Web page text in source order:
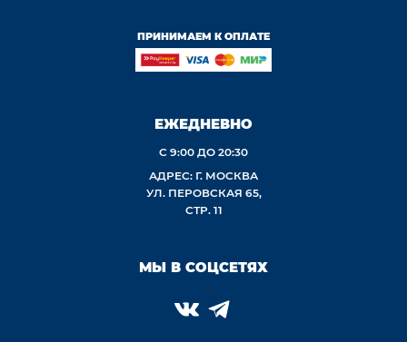
ПРИНИМАЕМ К ОПЛАТЕ
ЕЖЕДНЕВНО
С 9:00 ДО 20:30
АДРЕС: Г. МОСКВА
УЛ. ПЕРОВСКАЯ 65,
СТР. 11
МЫ В СОЦСЕТЯХ